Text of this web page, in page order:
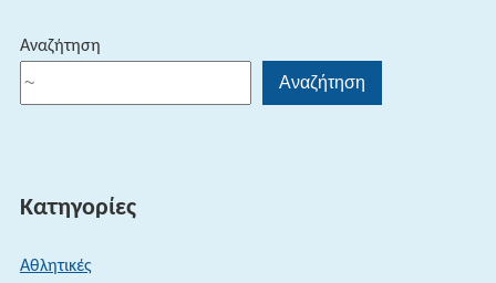
Αναζήτηση
Αναζήτηση
Κατηγορίες
Αθλητικές